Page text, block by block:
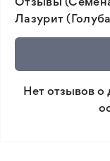
товара и
🛡️ Защита
который не
условиям
Минимальный
Лазурит
Нет отзывов о